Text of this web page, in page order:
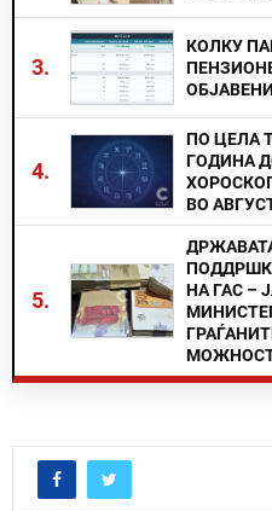
3.
КОЛКУ
4.
ПО ЦЕЛА
ГОДИНА
ВО
5.
НА ГАС –